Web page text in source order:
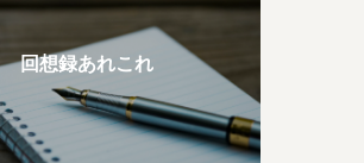
回想録あれこれ